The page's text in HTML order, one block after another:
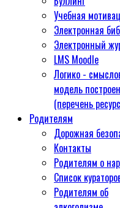
Учебная
Электронная
Электронный
LMS Moodle
Логико -
модель
(перечень
Родителям
Дорожная
Контакты
Родителям о
Список
Родителям об